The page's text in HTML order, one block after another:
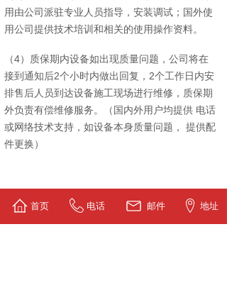
用由公司派驻专业人员指导，安装调试；国外使
用公司提供技术培训和相关的使用操作资料。
（4）质保期内设备如出现质量问题，公司将在
接到通知后2个小时内做出回复，2个工作日内安
排售后人员到达设备施工现场进行维修，质保期
外负责有偿维修服务。（国内外用户均提供 电话
或网络技术支持，如设备本身质量问题， 提供配
件更换）
首页 电话 邮件 地址